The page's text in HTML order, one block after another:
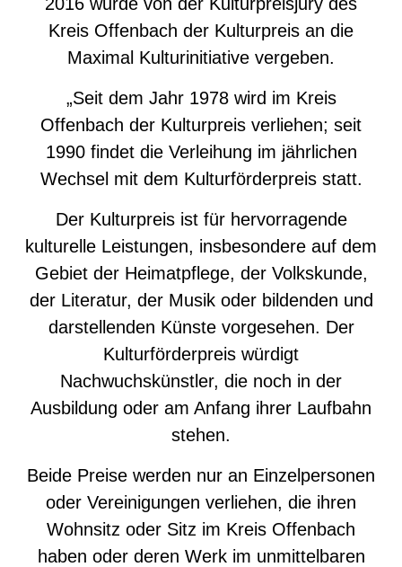
Kreis Offenbach der Kulturpreis an die
Maximal Kulturinitiative vergeben.
„Seit dem Jahr 1978 wird im Kreis
Offenbach der Kulturpreis verliehen; seit
1990 findet die Verleihung im jährlichen
Wechsel mit dem Kulturförderpreis statt.
Der Kulturpreis ist für hervorragende
kulturelle Leistungen, insbesondere auf dem
Gebiet der Heimatpflege, der Volkskunde,
der Literatur, der Musik oder bildenden und
darstellenden Künste vorgesehen. Der
Kulturförderpreis würdigt
Nachwuchskünstler, die noch in der
Ausbildung oder am Anfang ihrer Laufbahn
stehen.
Beide Preise werden nur an Einzelpersonen
oder Vereinigungen verliehen, die ihren
Wohnsitz oder Sitz im Kreis Offenbach
haben oder deren Werk im unmittelbaren